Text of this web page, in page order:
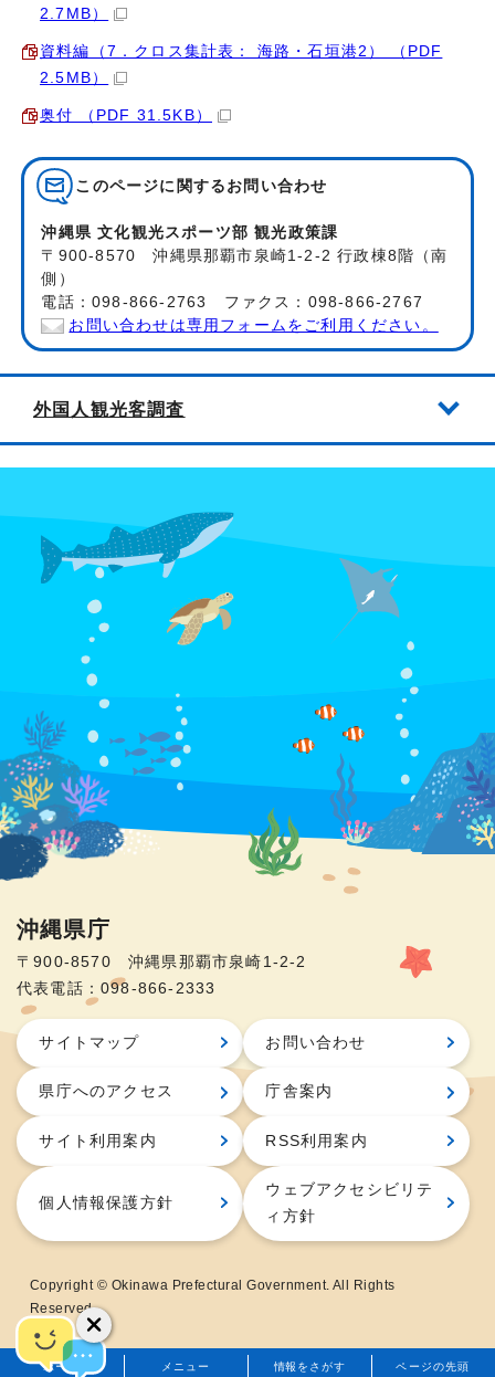
2.7MB）
資料編（7．クロス集計表： 海路・石垣港2） （PDF
2.5MB）
奥付 （PDF 31.5KB）
このページに関する お問い合わせ
沖縄県 文化観光スポーツ部 観光政策課
〒900-8570 沖縄県那覇市泉崎1-2-2 行政棟8階（南
側）
電話：098-866-2763 ファクス：098-866-2767
お問い合わせは専用フォームをご利用ください。
外国人観光客調査
メニュー
ホーム 情報をさがす ページの先頭
沖縄県庁
〒900-8570 沖縄県那覇市泉崎1-2-2
代表電話：098-866-2333
サイトマップ お問い合わせ
県庁へのアクセス 庁舎案内
サイト利用案内 RSS利用案内
個人情報保護方針
ウェブアクセシビリテ
ィ方針
Copyright © Okinawa Prefectural Government. All Rights
Reserved.